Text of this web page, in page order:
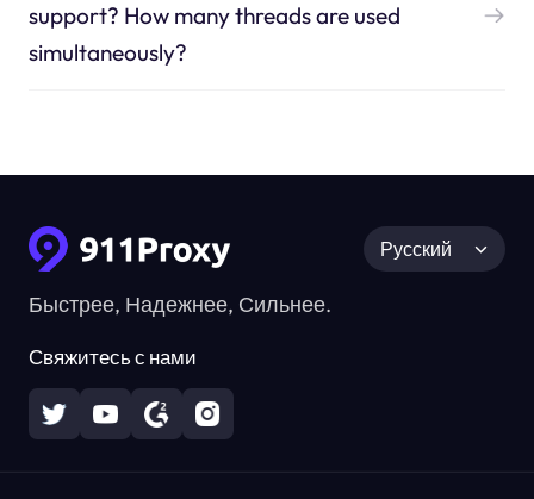
support? How many threads are used
simultaneously?
Быстрее, Надежнее, Сильнее.
Свяжитесь с нами
Русский